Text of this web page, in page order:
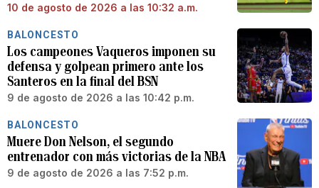
10 de agosto de 2026 a las 10:32 a.m.
BALONCESTO
Los campeones Vaqueros imponen su
defensa y golpean primero ante los
Santeros en la final del BSN
9 de agosto de 2026 a las 10:42 p.m.
BALONCESTO
Muere Don Nelson, el segundo
entrenador con más victorias de la NBA
9 de agosto de 2026 a las 7:52 p.m.